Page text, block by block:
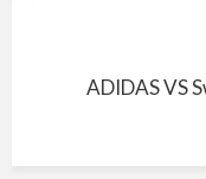
ADIDAS VS